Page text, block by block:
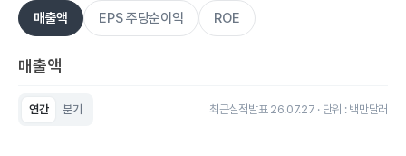
매출액 EPS 주당순이익 ROE
매출액
연간 분기 최근실적발표 26.07.27 · 단위 : 백만달러